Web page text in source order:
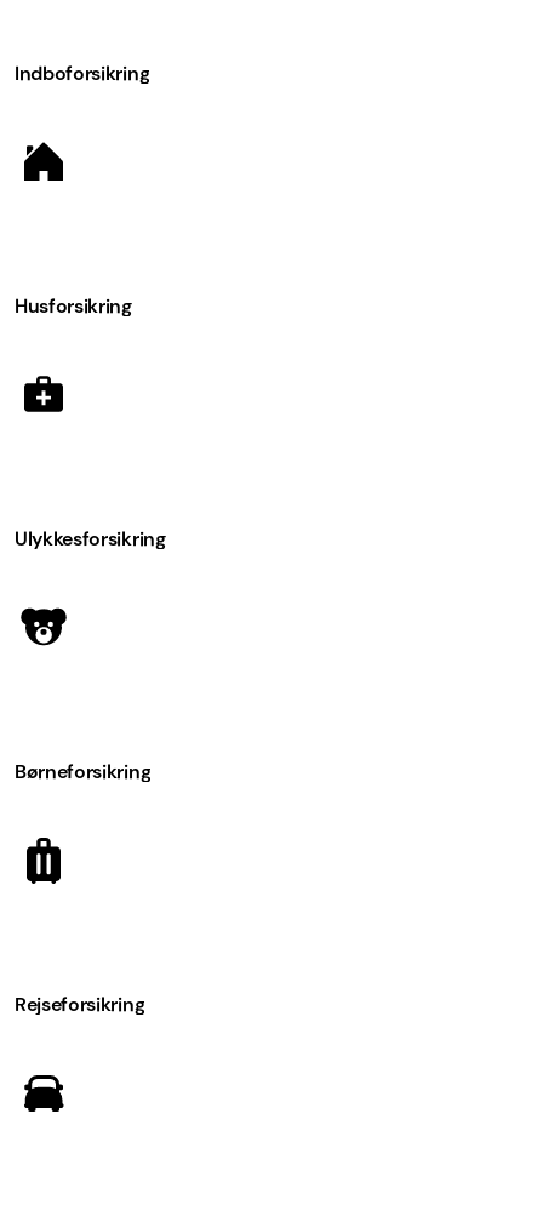
Indboforsikring
Husforsikring
Ulykkesforsikring
Børneforsikring
Rejseforsikring